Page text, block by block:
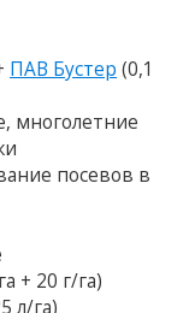
ПАВ Бустер (0,1
многолетние
посевов в
+ 20 г/га)
л/га)